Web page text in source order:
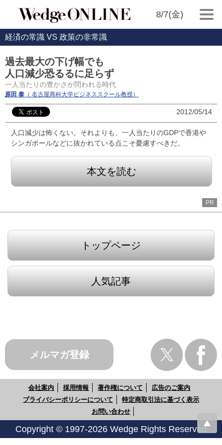
8/7(金)
経済の常識 VS 政策の非常識
過去最大の下げ幅でも
人口減少恐るるに足らず
一人当たりの豊かさが問われる時代
原田 泰 （ 名古屋商科大学ビジネススクール教授）
2012/05/14
人口減少は怖くない。それよりも、一人当たりのGDPで香港や
シンガポールなどに抜かれている点こそ憂慮すべきだ。
本文を読む
PR
トップページ
人気記事
メルマガ登録
会社案内 採用情報 著作権について
広告のご案内
プライバシーポリシーについて
特定商取引法に基づく表示
お問い合わせ
Copyright © 1997-2026 Wedge Rights Reserved